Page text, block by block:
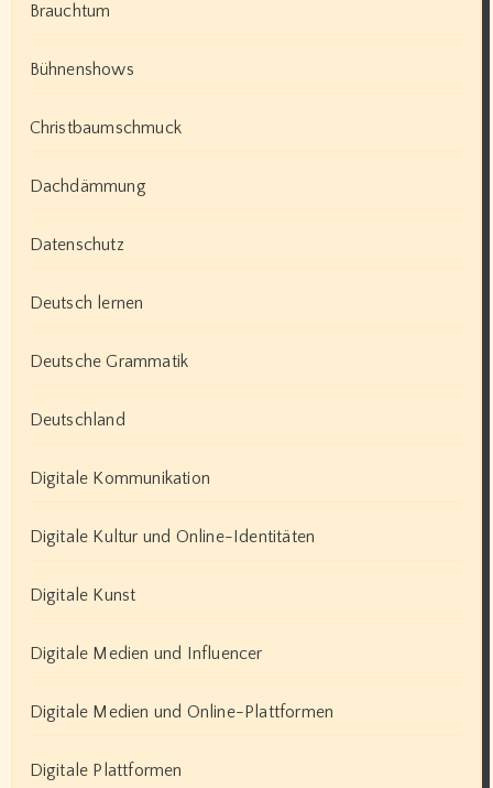
Brauchtum
Bühnenshows
Christbaumschmuck
Dachdämmung
Datenschutz
Deutsch lernen
Deutsche Grammatik
Deutschland
Digitale Kommunikation
Digitale Kultur und Online-Identitäten
Digitale Kunst
Digitale Medien und Influencer
Digitale Medien und Online-Plattformen
Digitale Plattformen